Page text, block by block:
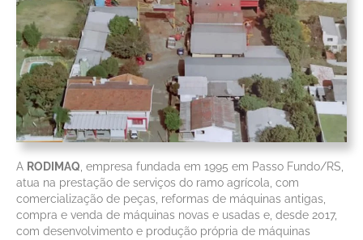
A RODIMAQ, empresa fundada em 1995 em Passo Fundo/RS,
atua na prestação de serviços do ramo agrícola, com
comercialização de peças, reformas de máquinas antigas,
compra e venda de máquinas novas e usadas e, desde 2017,
com desenvolvimento e produção própria de máquinas